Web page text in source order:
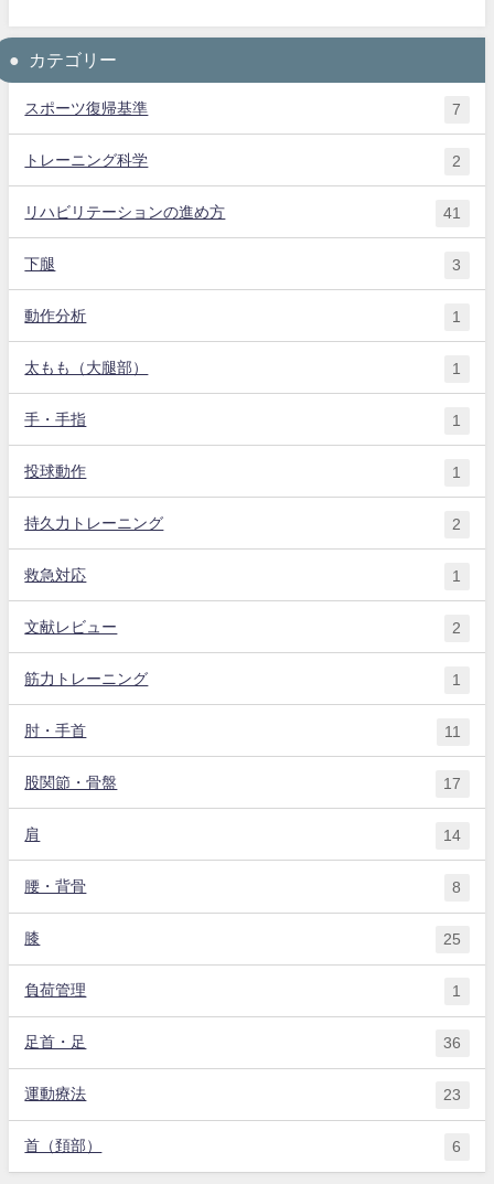
カテゴリー
スポーツ復帰基準 7
トレーニング科学 2
リハビリテーションの進め方 41
下腿 3
動作分析 1
太もも（大腿部） 1
手・手指 1
投球動作 1
持久力トレーニング 2
救急対応 1
文献レビュー 2
筋力トレーニング 1
肘・手首 11
股関節・骨盤 17
肩 14
腰・背骨 8
膝 25
負荷管理 1
足首・足 36
運動療法 23
首（頚部） 6